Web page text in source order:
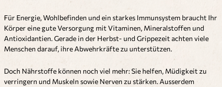
Für Energie, Wohlbefinden und ein starkes Immunsystem braucht Ihr
Körper eine gute Versorgung mit Vitaminen, Mineralstoffen und
Antioxidantien. Gerade in der Herbst- und Grippezeit achten viele
Menschen darauf, ihre Abwehrkräfte zu unterstützen.
Doch Nährstoffe können noch viel mehr: Sie helfen, Müdigkeit zu
verringern und Muskeln sowie Nerven zu stärken. Ausserdem